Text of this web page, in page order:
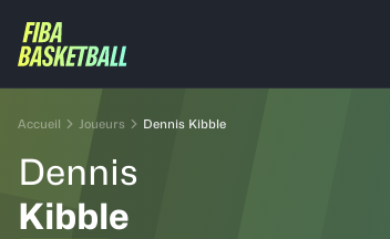
Accueil Joueurs Dennis Kibble
Dennis
Kibble